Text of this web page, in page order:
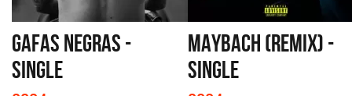
GAFAS NEGRAS -
SINGLE
MAYBACH (REMIX) -
SINGLE